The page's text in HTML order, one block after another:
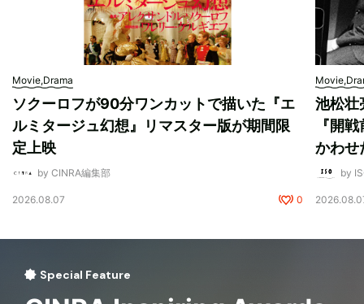
Movie,Drama
ソクーロフが90分ワンカットで描いた『エ
ルミタージュ幻想』リマスター版が期間限
定上映
by CINRA編集部
2026.08.07 0
池松壮
『開
かわせ
by
Special Feature